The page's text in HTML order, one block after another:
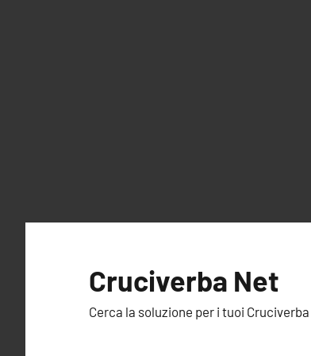
Cruciverba Net
Cerca la soluzione per i tuoi Cruciverba